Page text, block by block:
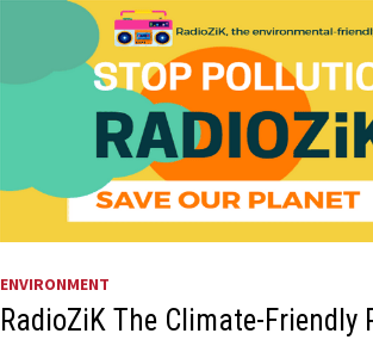
ENVIRONMENT
RadioZiK The Climate-Friendly